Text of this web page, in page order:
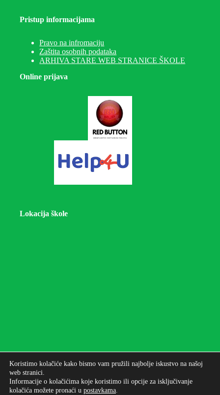
Pristup informacijama
Pravo na infromaciju
Zaštita osobnih podataka
ARHIVA STARE WEB STRANICE ŠKOLE
Online prijava
Lokacija škole
Koristimo kolačiće kako bismo vam pružili najbolje iskustvo na našoj
web stranici.
Informacije o kolačićima koje koristimo ili opcije za isključivanje
kolačića možete pronaći u postavkama.